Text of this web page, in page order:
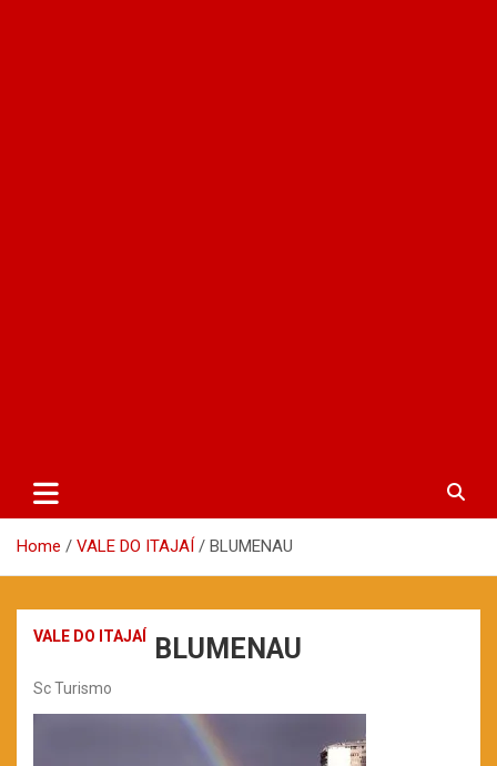
Home VALE DO ITAJAÍ BLUMENAU
VALE DO ITAJAÍ BLUMENAU
Sc Turismo